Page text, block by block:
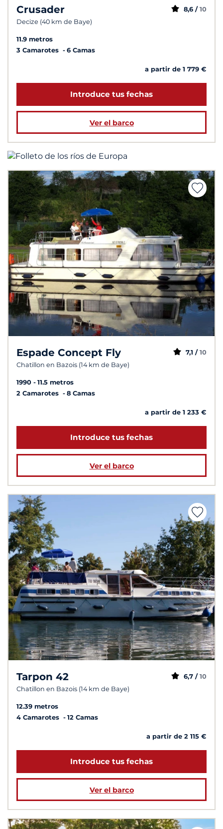
Crusader
Decize (40 km de Baye)
8,6 / 10
11.9 metros
3 Camarotes
6 Camas
a partir de 1 779 €
Introduce tus fechas
Ver el barco
Espade Concept Fly
Chatillon en Bazois (14 km de Baye)
7,1 / 10
1990
11.5 metros
2 Camarotes
8 Camas
a partir de 1 233 €
Introduce tus fechas
Ver el barco
Tarpon 42
Chatillon en Bazois (14 km de Baye)
6,7 / 10
12.39 metros
4 Camarotes
12 Camas
a partir de 2 115 €
Introduce tus fechas
Ver el barco